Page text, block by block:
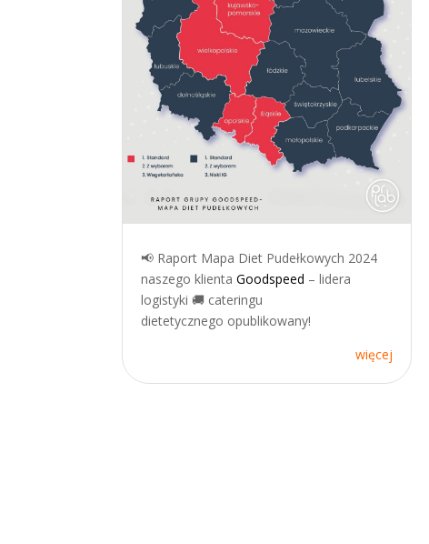
📢 Raport Mapa Diet Pudełkowych 2024
naszego klientaGoodspeed – lidera
logistyki 🚚 cateringu
dietetycznego opublikowany!
więcej